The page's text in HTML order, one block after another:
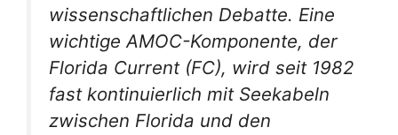
wissenschaftlichen Debatte. Eine
wichtige AMOC-Komponente, der
Florida Current (FC), wird seit 1982
fast kontinuierlich mit Seekabeln
zwischen Florida und den